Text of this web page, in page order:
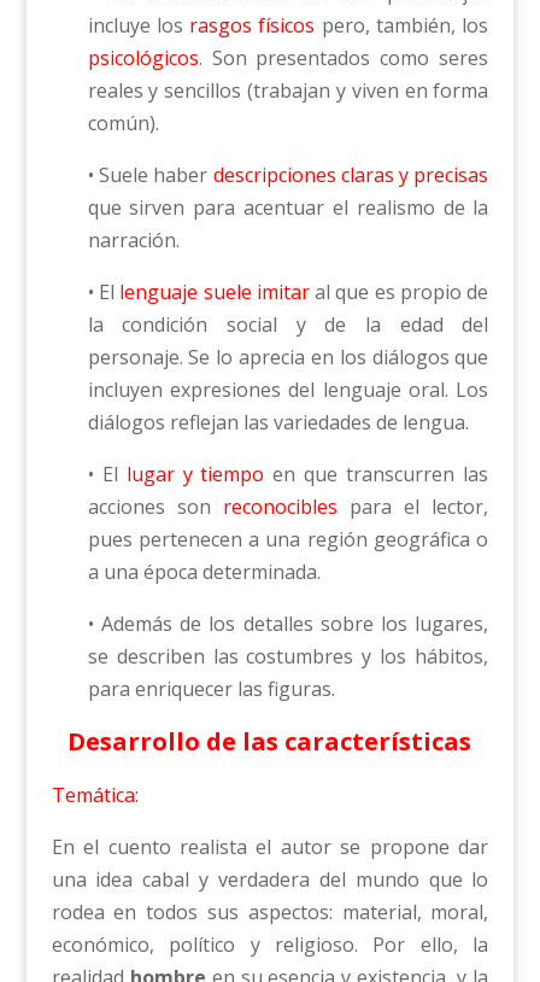
incluye los rasgos físicos pero, también, los
psicológicos. Son presentados como seres
reales y sencillos (trabajan y viven en forma
común).
• Suele haber descripciones claras y precisas
que sirven para acentuar el realismo de la
narración.
• El lenguaje suele imitaral que es propio de
la condición social y de la edad del
personaje. Se lo aprecia en los diálogos que
incluyen expresiones del lenguaje oral. Los
diálogos reflejan las variedades de lengua.
• El lugar y tiempo en que transcurren las
acciones son reconocibles para el lector,
pues pertenecen a una región geográfica o
a una época determinada.
• Además de los detalles sobre los lugares,
se describen las costumbres y los hábitos,
para enriquecer las figuras.
Desarrollo de las características
Temática:
En el cuento realista el autor se propone dar
una idea cabal y verdadera del mundo que lo
rodea en todos sus aspectos: material, moral,
económico, político y religioso. Por ello, la